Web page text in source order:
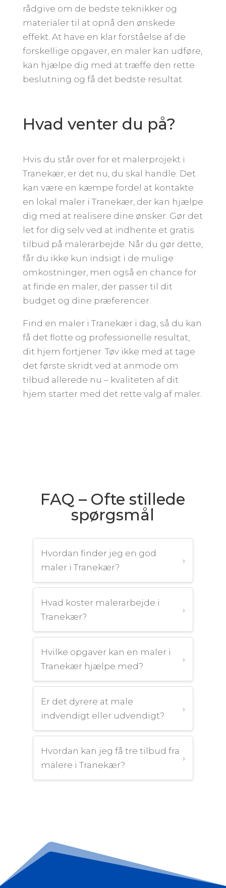
rådgive om de bedste teknikker og
materialer til at opnå den ønskede
effekt. At have en klar forståelse af de
forskellige opgaver, en maler kan udføre,
kan hjælpe dig med at træffe den rette
beslutning og få det bedste resultat.
Hvad venter du på?
Hvis du står over for et malerprojekt i
Tranekær, er det nu, du skal handle. Det
kan være en kæmpe fordel at kontakte
en lokal maler i Tranekær, der kan hjælpe
dig med at realisere dine ønsker. Gør det
let for dig selv ved at indhente et gratis
tilbud på malerarbejde. Når du gør dette,
får du ikke kun indsigt i de mulige
omkostninger, men også en chance for
at finde en maler, der passer til dit
budget og dine præferencer.
Find en maler i Tranekær i dag, så du kan
få det flotte og professionelle resultat,
dit hjem fortjener. Tøv ikke med at tage
det første skridt ved at anmode om
tilbud allerede nu – kvaliteten af dit
hjem starter med det rette valg af maler.
FAQ – Ofte stillede
spørgsmål
Hvordan finder jeg en god
maler i Tranekær?
›
Hvad koster malerarbejde i
Tranekær?
›
Hvilke opgaver kan en maler i
Tranekær hjælpe med?
›
Er det dyrere at male
indvendigt eller udvendigt?
›
Hvordan kan jeg få tre tilbud fra
malere i Tranekær?
›